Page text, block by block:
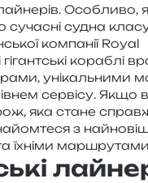
Особливо,
судна
ком­па­нії Royal
кора­блі
уні­каль­ни­ми
сер­ві­су. Якщо
яка стане
з
їхні­ми